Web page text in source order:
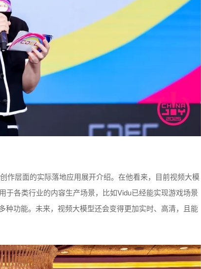
作层面的实际落地应用展开介绍。在他看来，目前视频大模
于各类行业的内容生产场景，比如Vidu已经能实现游戏场景
种功能。未来，视频大模型还会变得更加实时、高清，且能